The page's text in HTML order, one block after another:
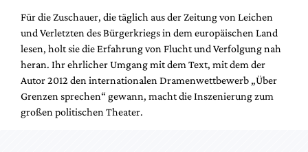
Suche
Für die Zuschauer, die täglich aus der Zeitung von Leichen
und Verletzten des Bürgerkriegs in dem europäischen Land
lesen, holt sie die Erfahrung von Flucht und Verfolgung nah
heran. Ihr ehrlicher Umgang mit dem Text, mit dem der
Autor 2012 den internationalen Dramenwettbewerb „Über
Grenzen sprechen“ gewann, macht die Inszenierung zum
großen politischen Theater.